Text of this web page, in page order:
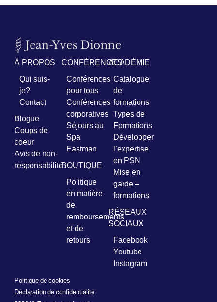
À PROPOS
Qui suis-
je?
Contact
Blogue
Coups de
coeur
Avis de non-
responsabilité
CONFÉRENCES
Conférences
pour tous
Conférences
corporatives
Séjours au
Spa
Eastman
BOUTIQUE
Politique
en matière
de
remboursements
et de
retours
ACADÉMIE
Catalogue
de
formations
Types de
Formations
Développer
l’expertise
en PSN
Mise en
garde –
formations
RÉSEAUX
SOCIAUX
Facebook
Youtube
Instagram
Politique de cookies
Déclaration de confidentialité